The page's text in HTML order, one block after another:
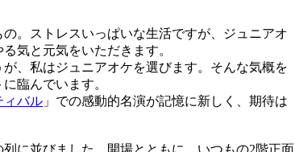
。ストレスいっぱいな生活ですが、ジュニアオ
気と元気をいただきます。
、私はジュニアオケを選びます。そんな気概を
臨んでいます。
ィバル 」での感動的名演が記憶に新しく、期待は
に並びました。開場とともに、いつもの2階正面